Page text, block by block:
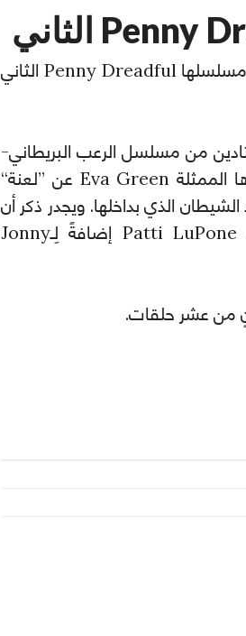
عنونت Showtime أول فيديو تشويقي لموسم مسلسلها Penny Dreadful الثاني
من مسلسل الرعب البريطاني-
الأمريكي، وتتحدث فيه (فانيسا) التي تؤدي دورها الممثلة Eva Green عن ”لعنة“
الذي بداخلها. ويجدر ذكر أن
كلاً من Patti LuPone ،Douglas Hodge ،Sarah Green إضافةً لِـJonny